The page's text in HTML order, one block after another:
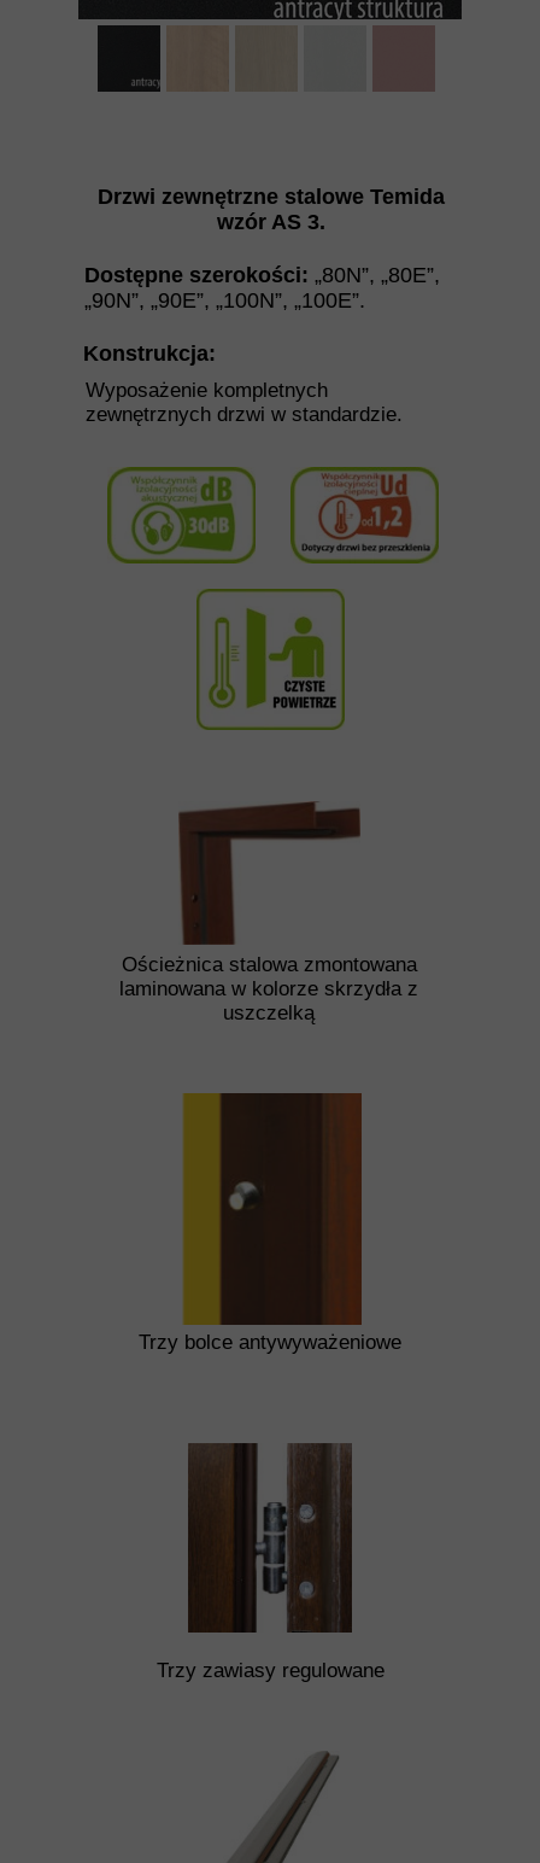
Wyposażenie kompletnych
zewnętrznych drzwi w standardzie.
Trzy zawiasy regulowane
Trzy bolce antywyważeniowe
Ościeżnica stalowa zmontowana
laminowana w kolorze skrzydła z
uszczelką
Konstrukcja:
Drzwi zewnętrzne stalowe Temida
wzór AS 3.
Dostępne szerokości: „80N”, „80E”,
„90N”, „90E”, „100N”, „100E”.